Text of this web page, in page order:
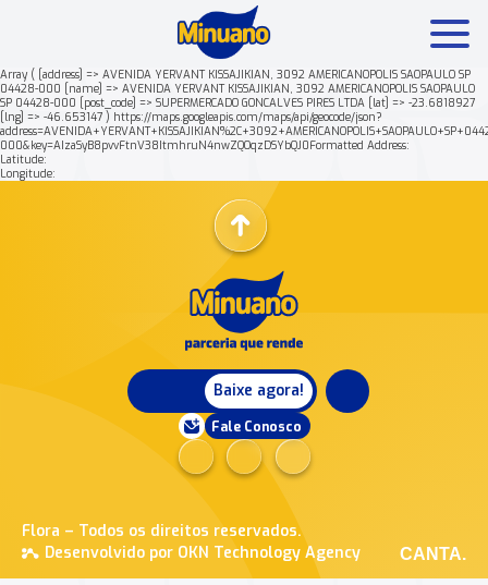
Array ( [address] => AVENIDA YERVANT KISSAJIKIAN, 3092 AMERICANOPOLIS SAOPAULO SP
04428-000 [name] => AVENIDA YERVANT KISSAJIKIAN, 3092 AMERICANOPOLIS SAOPAULO
SP 04428-000 [post_code] => SUPERMERCADO GONCALVES PIRES LTDA [lat] => -23.6818927
[lng] => -46.653147 ) https://maps.googleapis.com/maps/api/geocode/json?
000&key=AIzaSyB8pvvFtnV38ItmhruN4nwZQOqzDSYbQJ0Formatted Address:
Latitude:
Longitude:
Baixe agora!
Fale Conosco
Flora – Todos os direitos reservados.
Desenvolvido por OKN Technology Agency
CANTA.
Mais buscados: Produtos Minuano Rende +
Nossa história